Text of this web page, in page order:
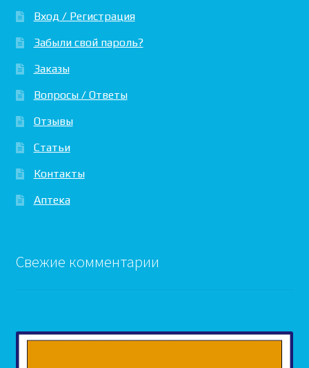
Вход / Регистрация
Забыли свой пароль?
Заказы
Вопросы / Ответы
Отзывы
Статьи
Контакты
Аптека
Свежие комментарии